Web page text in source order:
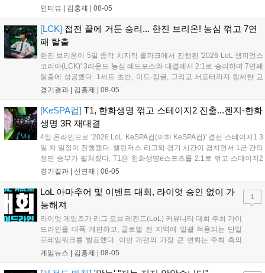
상수 감독은 "이겨서 정말 기쁘고 잘해준 선수들에게 고맙다"고 전했고,
인터뷰 | 김홍제 | 08-05
[LCK] 접전 끝에 거둔 승리... 한진 브리온! 농심 꺾고 7연
패 탈출
한진 브리온이 5일 종각 치지직 롤파크에서 진행된 '2026 LoL 챔피언스
코리아(LCK)' 3라운드 농심 레드포스와 대결에서 2:1로 승리하며 7연패
탈출에 성공했다. 1세트 초반, 미드-정글, 그리고 서포터까지 합세한 교
전에서 서로 2킬씩 교환한 뒤 서로 팽팽한 상황이 이어졌다. 그리고 20
경기결과 | 김홍제 | 08-05
[KeSPA컵] T1, 한화생명 꺾고 스테이지2 진출...젠지-한화
생명 3R 재대결
4일 온라인으로 '2026 LoL KeSPA컵(이하 KeSPA컵)' 결선 스테이지1 3
일 차 일정이 진행됐다. 챌린저스 리그와 경기 시간이 겹치면서 1군 간의
정면 승부가 펼쳐졌다. T1은 한화생명e스포츠를 2:1로 꺾고 스테이지2
로 진출했고, 젠지 e스포츠는 DN 수퍼스를 완파하며 3라운드로 향했다.
경기결과 | 신연재 | 08-05
LoL 아마추어 및 이벤트 대회, 라이엇 승인 없이 가
능해져
라이엇 게임즈가 리그 오브 레전드(LoL) 커뮤니티 대회 주최 가이
드라인을 대폭 개편하고, 글로벌 전 지역에 일괄 적용되는 단일
프레임워크를 발표했다. 이번 개편의 가장 큰 변화는 주최 측의
자율성 보장이다. 그동안 대회를 개최할 때 필요했던 라이엇 게임
게임뉴스 | 김홍제 | 08-05
1